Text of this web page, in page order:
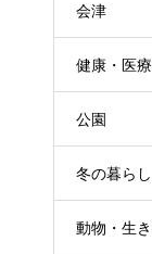
会津
健康・医療
公園
冬の暮らし
動物・生